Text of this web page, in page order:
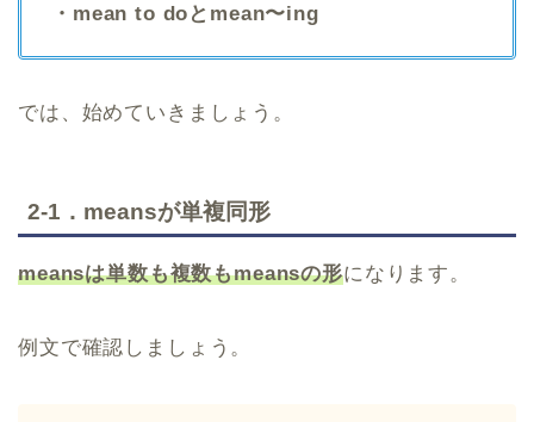
・mean to doとmean〜ing
では、始めていきましょう。
2-1．meansが単複同形
meansは単数も複数もmeansの形になります。
例文で確認しましょう。